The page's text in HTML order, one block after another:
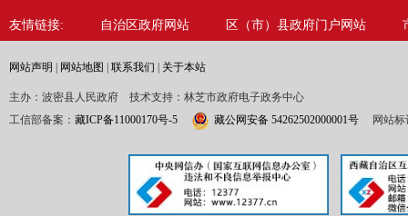
府信息公
友情链接: 自治区政府网站 区（市）县政府门户网站
网站声明 网站地图 联系我们 关于本站
主办：波密县人民政府 技术支持：林芝市政府电子政务中心
工信部备案： 藏ICP备11000170号-5 藏公网安备 54262502000001号 网站标